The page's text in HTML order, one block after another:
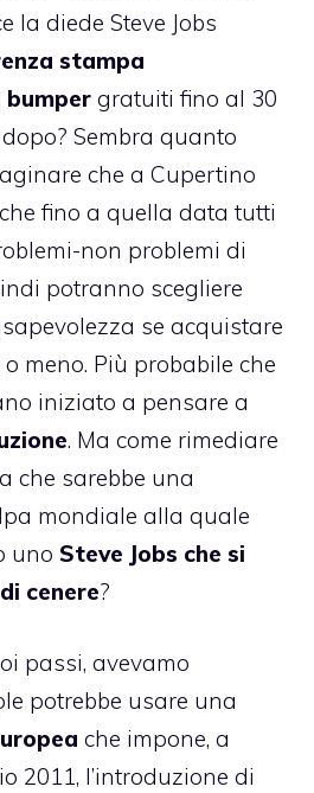
la diede Steve Jobs
stampa
bumper gratuiti fino al 30
dopo? Sembra quanto
che a Cupertino
fino a quella data tutti
non problemi di
potranno scegliere
se acquistare
meno. Più probabile che
iniziato a pensare a
. Ma come rimediare
che sarebbe una
mondiale alla quale
uno Steve Jobs che si
cenere?
passi, avevamo
potrebbe usare una
che impone, a
2011, l’introduzione di